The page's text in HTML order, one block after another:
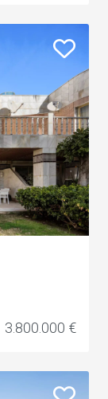
3.800.000 €